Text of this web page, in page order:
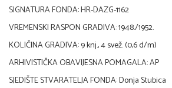
SIGNATURA FONDA: HR-DAZG-1162
VREMENSKI RASPON GRADIVA: 1948./1952.
KOLIČINA GRADIVA: 9 knj., 4 svež. (0,6 d/m)
ARHIVISTIČKA OBAVIJESNA POMAGALA: AP
SJEDIŠTE STVARATELJA FONDA: Donja Stubica